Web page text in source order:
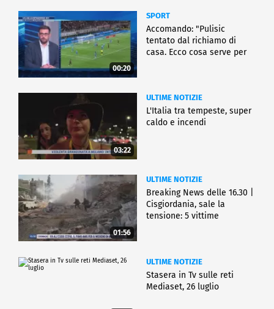
00:20
SPORT
Accomando: "Pulisic
tentato dal richiamo di
casa. Ecco cosa serve per
03:22
ULTIME NOTIZIE
L'Italia tra tempeste, super
caldo e incendi
01:56
ULTIME NOTIZIE
Breaking News delle 16.30 |
Cisgiordania, sale la
tensione: 5 vittime
ULTIME NOTIZIE
Stasera in Tv sulle reti
Mediaset, 26 luglio